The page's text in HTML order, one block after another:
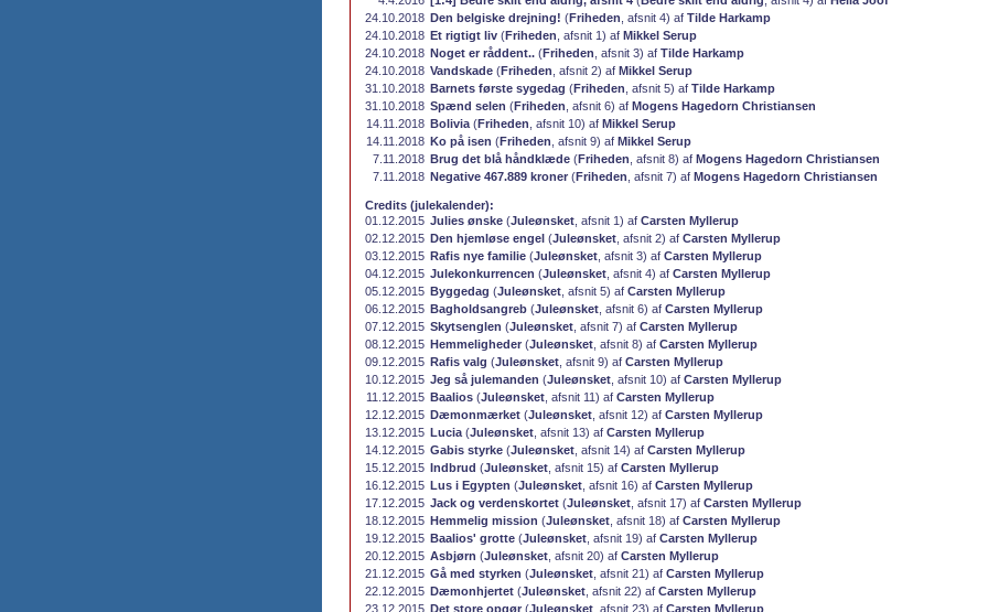
24.10.2018 Den belgiske drejning! (Friheden , afsnit 4) af Tilde Harkamp
24.10.2018 Et rigtigt liv (Friheden , afsnit 1) af Mikkel Serup
24.10.2018 Noget er råddent.. (Friheden , afsnit 3) af Tilde Harkamp
24.10.2018 Vandskade (Friheden , afsnit 2) af Mikkel Serup
31.10.2018 Barnets første sygedag (Friheden , afsnit 5) af Tilde Harkamp
31.10.2018 Spænd selen (Friheden , afsnit 6) af Mogens Hagedorn Christiansen
14.11.2018 Bolivia (Friheden , afsnit 10) af Mikkel Serup
14.11.2018 Ko på isen (Friheden , afsnit 9) af Mikkel Serup
7.11.2018 Brug det blå håndklæde (Friheden , afsnit 8) af Mogens Hagedorn Christiansen
7.11.2018 Negative 467.889 kroner (Friheden , afsnit 7) af Mogens Hagedorn Christiansen
Credits (julekalender):
01.12.2015 Julies ønske (Juleønsket , afsnit 1) af Carsten Myllerup
02.12.2015 Den hjemløse engel (Juleønsket , afsnit 2) af Carsten Myllerup
03.12.2015 Rafis nye familie (Juleønsket , afsnit 3) af Carsten Myllerup
04.12.2015 Julekonkurrencen (Juleønsket , afsnit 4) af Carsten Myllerup
05.12.2015 Byggedag (Juleønsket , afsnit 5) af Carsten Myllerup
06.12.2015 Bagholdsangreb (Juleønsket , afsnit 6) af Carsten Myllerup
07.12.2015 Skytsenglen (Juleønsket , afsnit 7) af Carsten Myllerup
08.12.2015 Hemmeligheder (Juleønsket , afsnit 8) af Carsten Myllerup
09.12.2015 Rafis valg (Juleønsket , afsnit 9) af Carsten Myllerup
10.12.2015 Jeg så julemanden (Juleønsket , afsnit 10) af Carsten Myllerup
11.12.2015 Baalios (Juleønsket , afsnit 11) af Carsten Myllerup
12.12.2015 Dæmonmærket (Juleønsket , afsnit 12) af Carsten Myllerup
13.12.2015 Lucia (Juleønsket , afsnit 13) af Carsten Myllerup
14.12.2015 Gabis styrke (Juleønsket , afsnit 14) af Carsten Myllerup
15.12.2015 Indbrud (Juleønsket , afsnit 15) af Carsten Myllerup
16.12.2015 Lus i Egypten (Juleønsket , afsnit 16) af Carsten Myllerup
17.12.2015 Jack og verdenskortet (Juleønsket , afsnit 17) af Carsten Myllerup
18.12.2015 Hemmelig mission (Juleønsket , afsnit 18) af Carsten Myllerup
19.12.2015 Baalios' grotte (Juleønsket , afsnit 19) af Carsten Myllerup
20.12.2015 Asbjørn (Juleønsket , afsnit 20) af Carsten Myllerup
21.12.2015 Gå med styrken (Juleønsket , afsnit 21) af Carsten Myllerup
22.12.2015 Dæmonhjertet (Juleønsket , afsnit 22) af Carsten Myllerup
23.12.2015 Det store opgør (Juleønsket , afsnit 23) af Carsten Myllerup